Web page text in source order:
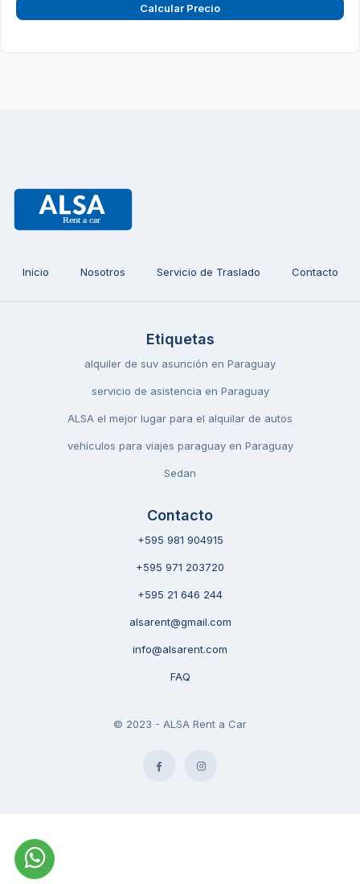
Calcular Precio
Inicio Nosotros Servicio de Traslado Contacto
Etiquetas
alquiler de suv asunción en Paraguay
servicio de asistencia en Paraguay
ALSA el mejor lugar para el alquilar de autos
vehículos para viajes paraguay en Paraguay
Sedan
Contacto
+595 981 904915
+595 971 203720
+595 21 646 244
alsarent@gmail.com
info@alsarent.com
FAQ
© 2023 - ALSA Rent a Car